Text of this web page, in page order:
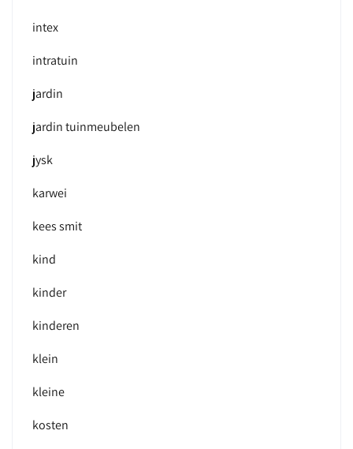
intex
intratuin
jardin
jardin tuinmeubelen
jysk
karwei
kees smit
kind
kinder
kinderen
klein
kleine
kosten